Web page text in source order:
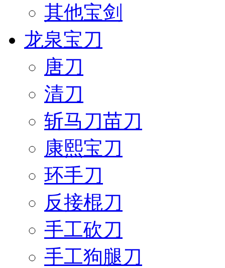
其他宝剑
龙泉宝刀
唐刀
清刀
斩马刀苗刀
康熙宝刀
环手刀
反接棍刀
手工砍刀
手工狗腿刀